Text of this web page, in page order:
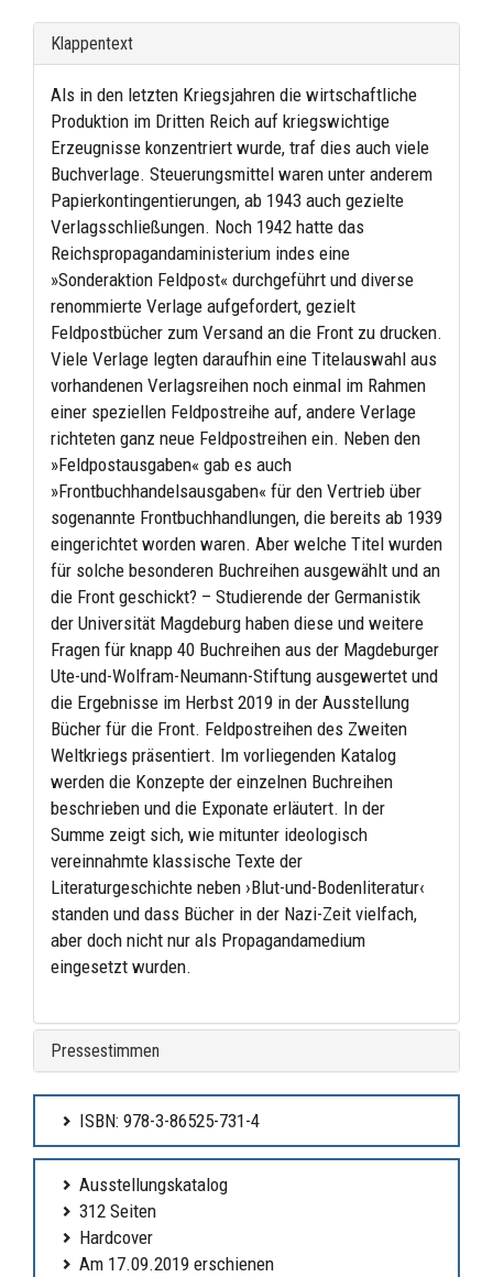
Klappentext
Als in den letzten Kriegsjahren die wirtschaftliche
Produktion im Dritten Reich auf kriegswichtige
Erzeugnisse konzentriert wurde, traf dies auch viele
Buchverlage. Steuerungsmittel waren unter anderem
Papierkontingentierungen, ab 1943 auch gezielte
Verlagsschließungen. Noch 1942 hatte das
Reichspropagandaministerium indes eine
»Sonderaktion Feldpost« durchgeführt und diverse
renommierte Verlage aufgefordert, gezielt
Feldpostbücher zum Versand an die Front zu drucken.
Viele Verlage legten daraufhin eine Titelauswahl aus
vorhandenen Verlagsreihen noch einmal im Rahmen
einer speziellen Feldpostreihe auf, andere Verlage
richteten ganz neue Feldpostreihen ein. Neben den
»Feldpostausgaben« gab es auch
»Frontbuchhandelsausgaben« für den Vertrieb über
sogenannte Frontbuchhandlungen, die bereits ab 1939
eingerichtet worden waren. Aber welche Titel wurden
für solche besonderen Buchreihen ausgewählt und an
die Front geschickt? – Studierende der Germanistik
der Universität Magdeburg haben diese und weitere
Fragen für knapp 40 Buchreihen aus der Magdeburger
Ute-und-Wolfram-Neumann-Stiftung ausgewertet und
die Ergebnisse im Herbst 2019 in der Ausstellung
Bücher für die Front. Feldpostreihen des Zweiten
Weltkriegs präsentiert. Im vorliegenden Katalog
werden die Konzepte der einzelnen Buchreihen
beschrieben und die Exponate erläutert. In der
Summe zeigt sich, wie mitunter ideologisch
vereinnahmte klassische Texte der
Literaturgeschichte neben ›Blut-und-Bodenliteratur‹
standen und dass Bücher in der Nazi-Zeit vielfach,
aber doch nicht nur als Propagandamedium
eingesetzt wurden.
Pressestimmen
ISBN: 978-3-86525-731-4
Ausstellungskatalog
312 Seiten
Hardcover
Am 17.09.2019 erschienen